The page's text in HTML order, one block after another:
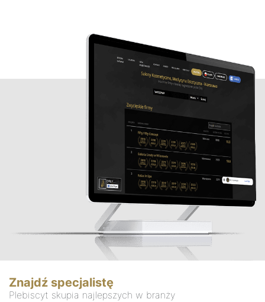
Znajdź specjalistę
Plebiscyt skupia najlepszych w branży